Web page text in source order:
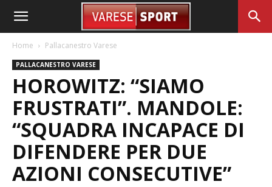
Home Pallacanestro Varese
PALLACANESTRO VARESE
HOROWITZ: “SIAMO
FRUSTRATI”. MANDOLE:
“SQUADRA INCAPACE DI
DIFENDERE PER DUE
AZIONI CONSECUTIVE”